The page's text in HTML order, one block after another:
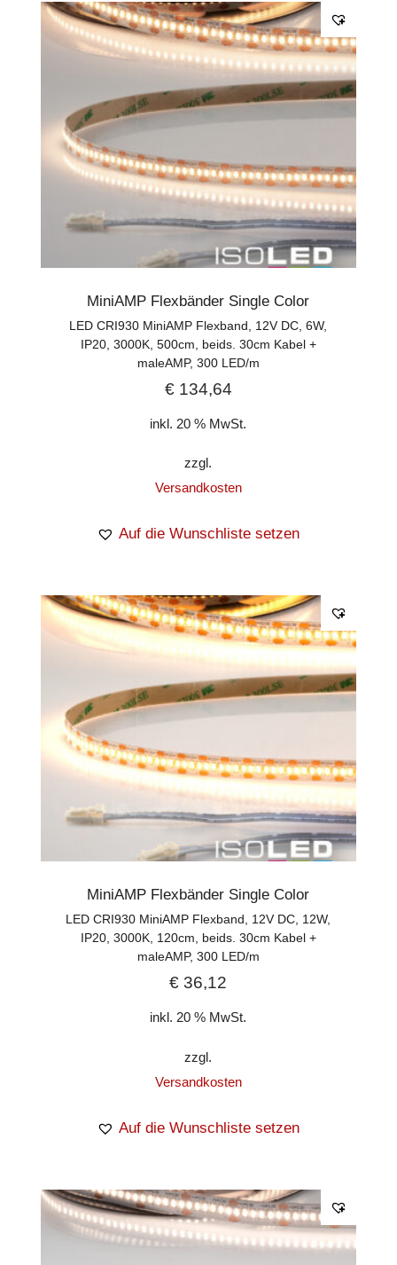
MiniAMP Flexbänder Single Color
LED CRI930 MiniAMP Flexband, 12V DC, 6W,
IP20, 3000K, 500cm, beids. 30cm Kabel +
maleAMP, 300 LED/m
€134,64
inkl. 20 % MwSt.
zzgl.
Versandkosten
Auf die Wunschliste setzen
MiniAMP Flexbänder Single Color
LED CRI930 MiniAMP Flexband, 12V DC, 12W,
IP20, 3000K, 120cm, beids. 30cm Kabel +
maleAMP, 300 LED/m
€ 36,12
inkl. 20 % MwSt.
zzgl.
Versandkosten
Auf die Wunschliste setzen